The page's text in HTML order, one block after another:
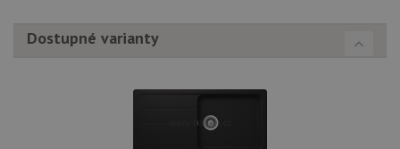
Dostupné varianty